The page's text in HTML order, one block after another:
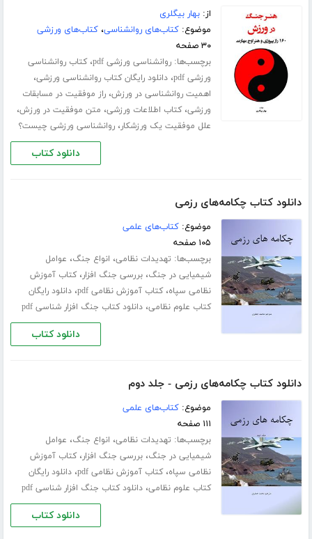
از:بهار بیگلری
موضوع:کتاب‌های روانشناسی،کتاب‌های ورزشی
۳۰ صفحه
برچسب‌ها:روانشناسی ورزشی pdf ،کتاب روانشناسی
ورزشی pdf
،دانلود رایگان کتاب روانشناسی ورزشی،
اهمیت روانشناسی در ورزش،راز موفقیت در مسابقات
ورزشی،کتاب اطلاعات ورزشی، متن موفقیت در ورزش،
علل موفقیت یک ورزشکار،روانشناسی ورزشی چیست؟
دانلود کتاب
دانلود کتاب چکامه‌های رزمی
موضوع:کتاب‌های علمی
۱۰۵ صفحه
برچسب‌ها: تهدیدات نظامی، انواع جنگ، عوامل
شیمیایی در جنگ،بررسی جنگ افزار،کتاب آموزش
نظامی سپاه،کتاب آموزش نظامی pdf ،دانلود رایگان
کتاب علوم نظامی،دانلود کتاب جنگ افزار شناسی pdf
دانلود کتاب
دانلود کتاب چکامه‌های رزمی - جلد دوم
موضوع:کتاب‌های علمی
۱۱۱ صفحه
برچسب‌ها: تهدیدات نظامی، انواع جنگ، عوامل
شیمیایی در جنگ،بررسی جنگ افزار،کتاب آموزش
نظامی سپاه،کتاب آموزش نظامی pdf ،دانلود رایگان
کتاب علوم نظامی،دانلود کتاب جنگ افزار شناسی pdf
دانلود کتاب